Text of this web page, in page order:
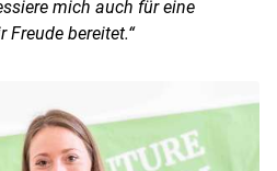
mich auch für eine
Freude bereitet.“